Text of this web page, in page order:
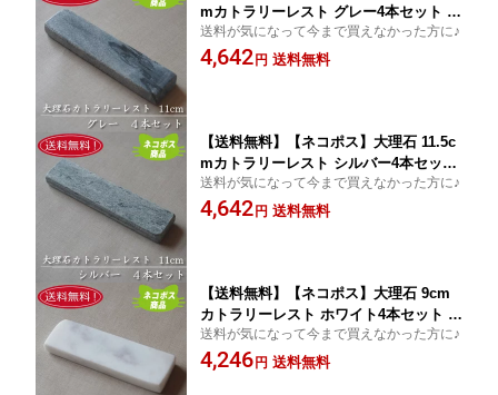
mカトラリーレスト グレー4本セット 業
務用 箸置き おしゃれ オシャレ ペア キ
ッチン用品 食器 天然素材 石 大理石 洋
送料が気になって今まで買えなかった方に♪
4,642 円 送料無料
【送料無料】【ネコポス】大理石 11.5c
mカトラリーレスト シルバー4本セット
業務用 箸置き おしゃれ オシャレ ペア
キッチン用品 食器 天然素材 石 大理石
送料が気になって今まで買えなかった方に♪
4,642 円 送料無料
【送料無料】【ネコポス】大理石 9cm
カトラリーレスト ホワイト4本セット 業
務用 箸置き おしゃれ オシャレ ペア キ
ッチン用品 食器 天然素材 石 大理石 洋
送料が気になって今まで買えなかった方に♪
4,246 円 送料無料